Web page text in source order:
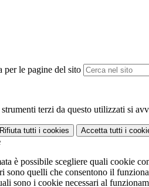
per le pagine del sito
terzi da questo utilizzati si
Rifiuta tutti i cookies Accetta tutti i
è possibile scegliere quali cookie
sono quelli che consentono il
sono i cookie necessari al